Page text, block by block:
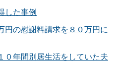
した事例
円の慰謝料請求を８０万円に
０年間別居生活をしていた夫